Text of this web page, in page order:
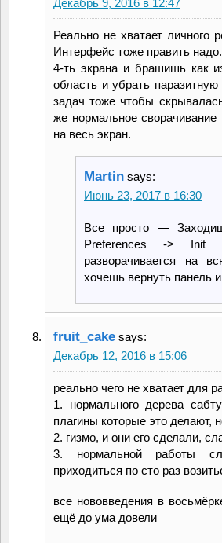
Декабрь 9, 2016 в 12:47
Реально не хватает личного
Интерфейс тоже править
4-ть экрана и брашишь как
область и убрать
задач тоже чтобы
же нормальное сворачивание
на весь экран.
Martin says:
Июнь 23, 2017 в 16:30
Все просто —
Preferences -> Init
разворачивается на
хочешь вернуть панель
fruit_cake says:
Декабрь 12, 2016 в 15:06
реально чего не хватает для
1. нормального дерева
плагины которые это делают,
2. гизмо, и они его сделали,
3. нормальной работы
приходиться по сто раз
все нововведения в
ещё до ума довели